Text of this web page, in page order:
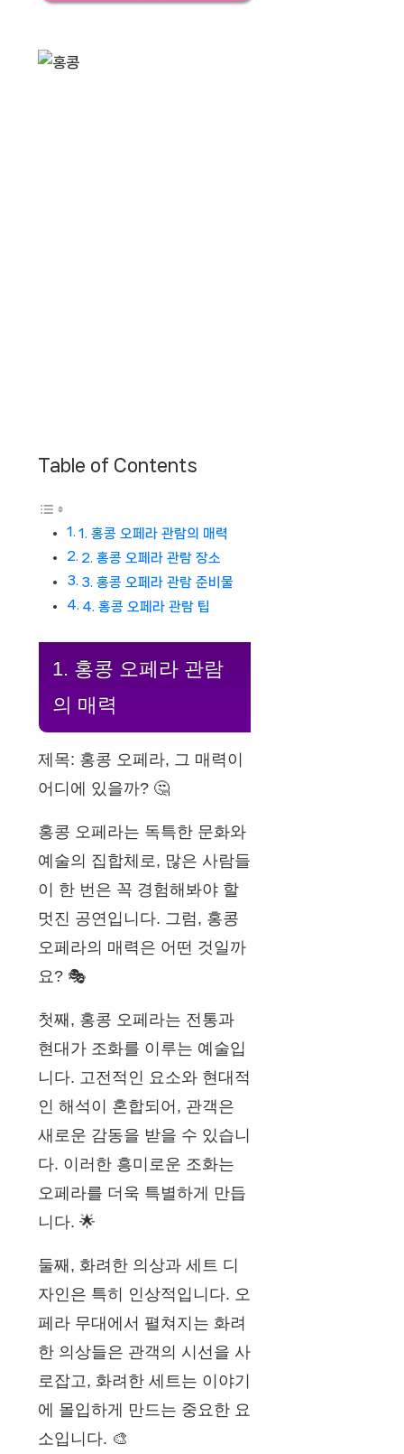
Table of Contents
1. 홍콩 오페라 관람의 매력
2. 홍콩 오페라 관람 장소
3. 홍콩 오페라 관람 준비물
4. 홍콩 오페라 관람 팁
1. 홍콩 오페라 관람
의 매력
제목: 홍콩 오페라, 그 매력이
어디에 있을까? 🤔
홍콩 오페라는 독특한 문화와
예술의 집합체로, 많은 사람들
이 한 번은 꼭 경험해봐야 할
멋진 공연입니다. 그럼, 홍콩
오페라의 매력은 어떤 것일까
요? 🎭
첫째, 홍콩 오페라는 전통과
현대가 조화를 이루는 예술입
니다. 고전적인 요소와 현대적
인 해석이 혼합되어, 관객은
새로운 감동을 받을 수 있습니
다. 이러한 흥미로운 조화는
오페라를 더욱 특별하게 만듭
니다. 🌟
둘째, 화려한 의상과 세트 디
자인은 특히 인상적입니다. 오
페라 무대에서 펼쳐지는 화려
한 의상들은 관객의 시선을 사
로잡고, 화려한 세트는 이야기
에 몰입하게 만드는 중요한 요
소입니다. 🎨